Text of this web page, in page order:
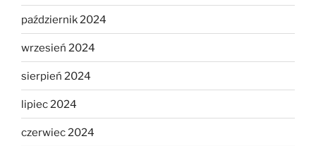
październik 2024
wrzesień 2024
sierpień 2024
lipiec 2024
czerwiec 2024